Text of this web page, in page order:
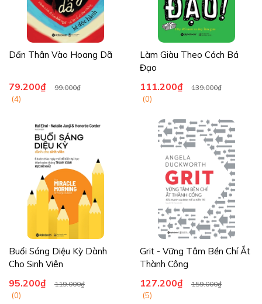
Dấn Thân Vào Hoang Dã
79.200₫ 99.000₫
(4)
Làm Giàu Theo Cách Bá
Đạo
111.200₫ 139.000₫
(0)
Buổi Sáng Diệu Kỳ Dành
Cho Sinh Viên
95.200₫ 119.000₫
(0)
Grit - Vững Tâm Bền Chí Ắt
Thành Công
127.200₫ 159.000₫
(5)